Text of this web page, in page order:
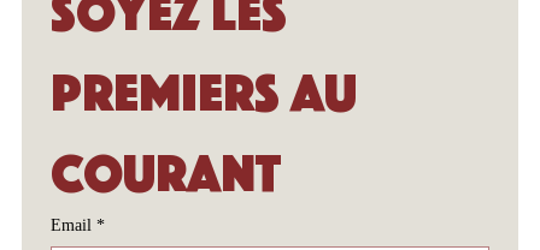
premiers au
courant
Email *